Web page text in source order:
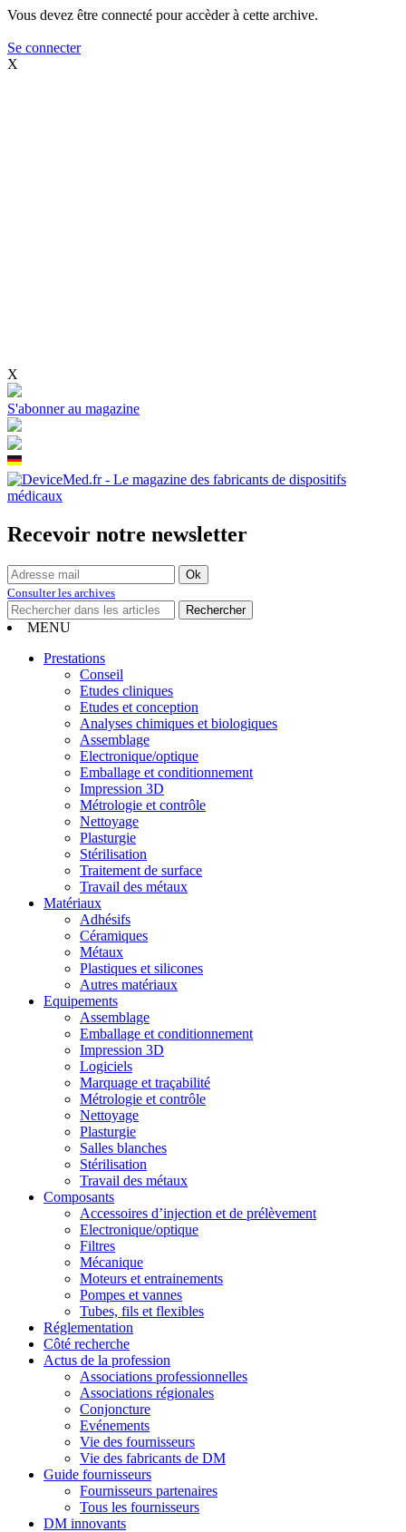
Vous devez être connecté pour accèder à cette archive.
Se connecter
X
X
S'abonner au magazine
Recevoir notre newsletter
Consulter les archives
MENU
Prestations
Conseil
Etudes cliniques
Etudes et conception
Analyses chimiques et biologiques
Assemblage
Electronique/optique
Emballage et conditionnement
Impression 3D
Métrologie et contrôle
Nettoyage
Plasturgie
Stérilisation
Traitement de surface
Travail des métaux
Matériaux
Adhésifs
Céramiques
Métaux
Plastiques et silicones
Autres matériaux
Equipements
Assemblage
Emballage et conditionnement
Impression 3D
Logiciels
Marquage et traçabilité
Métrologie et contrôle
Nettoyage
Plasturgie
Salles blanches
Stérilisation
Travail des métaux
Composants
Accessoires d’injection et de prélèvement
Electronique/optique
Filtres
Mécanique
Moteurs et entrainements
Pompes et vannes
Tubes, fils et flexibles
Réglementation
Côté recherche
Actus de la profession
Associations professionnelles
Associations régionales
Conjoncture
Evénements
Vie des fournisseurs
Vie des fabricants de DM
Guide fournisseurs
Fournisseurs partenaires
Tous les fournisseurs
DM innovants